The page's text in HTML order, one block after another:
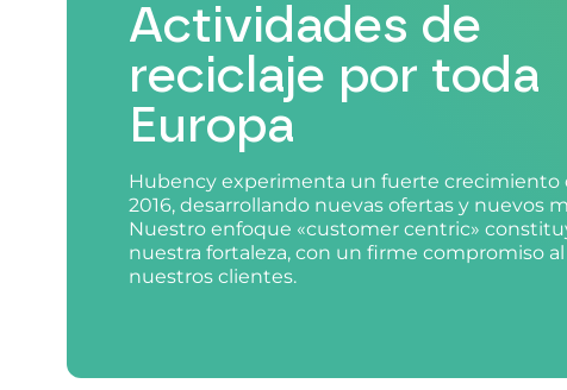
Actividades de
reciclaje por toda
Europa
Hubency experimenta un fuerte crecimiento
2016, desarrollando nuevas ofertas y nuevos
Nuestro enfoque «customer centric»
nuestra fortaleza, con un firme compromiso
nuestros clientes.